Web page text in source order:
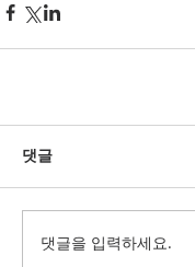
댓글
댓글을 입력하세요.